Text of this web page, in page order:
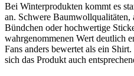
Bei Winterprodukten kommt es
an. Schwere Baumwollqualitäten,
Bündchen oder hochwertige
wahrgenommenen Wert deutlich
Fans anders bewertet als ein
sich das Produkt auch